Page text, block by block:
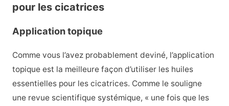
pour les cicatrices
Application topique
Comme vous l’avez probablement deviné, l’application
topique est la meilleure façon d’utiliser les huiles
essentielles pour les cicatrices. Comme le souligne
une revue scientifique systémique, « une fois que les